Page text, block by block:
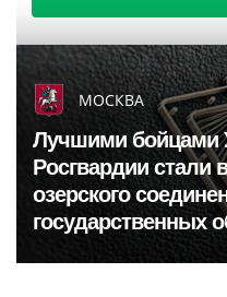
МОСКВА
Лучшими бойцами
Росгвардии стали
озерского
государственных